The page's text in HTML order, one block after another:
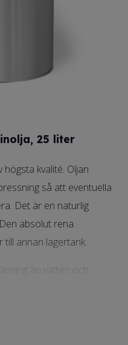
25 liter
högsta kvalité. Oljan
så att eventuella
Det är en naturlig
absolut rena
annan lagertank.
än vatten och